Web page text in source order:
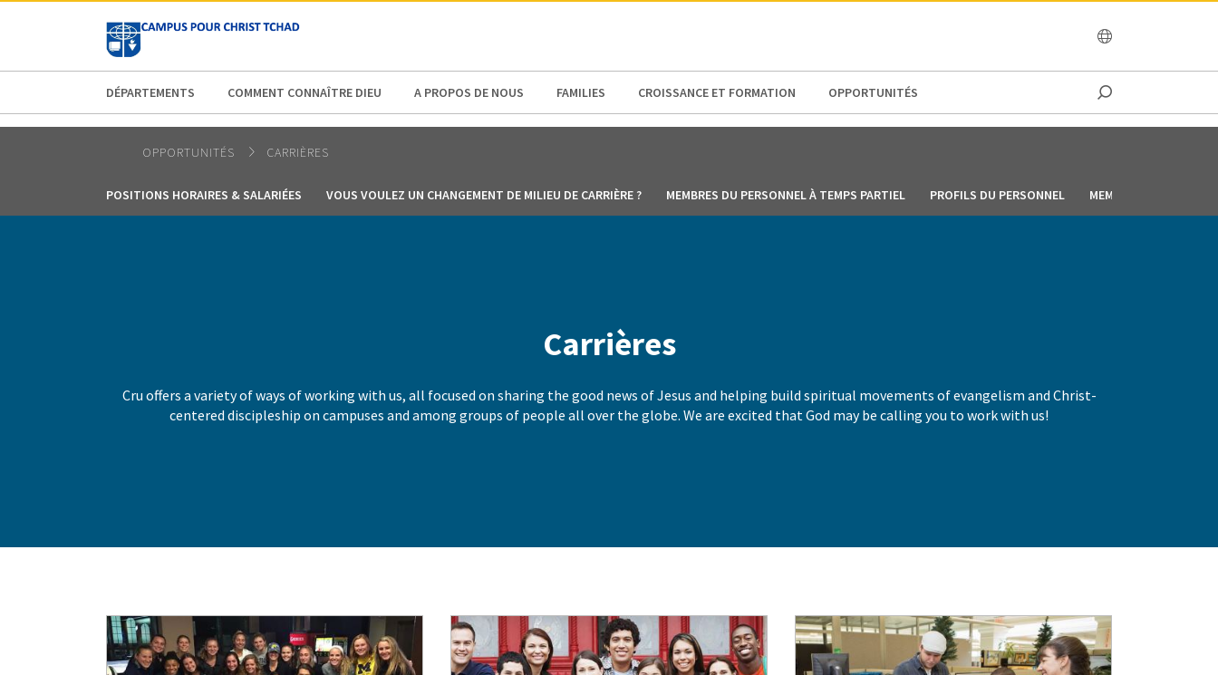
AFRICA ASIA EUROPE
DÉPARTEMENTS COMMENT CONNAÎTRE DIEU A PROPOS DE NOUS FAMILIES CROISSANCE ET FORMATION OPPORTUNITÉS
OPPORTUNITÉS CARRIÈRES
POSITIONS HORAIRES & SALARIÉES VOUS VOULEZ UN CHANGEMENT DE MILIEU DE CARRIÈRE ? MEMBRES DU PERSONNEL À TEMPS PARTIEL PROFILS DU PERSONNEL MEMBRES DU
Carrières
Cru offers a variety of ways of working with us, all focused on sharing the good news of Jesus and helping build spiritual movements of evangelism and Christ-
centered discipleship on campuses and among groups of people all over the globe. We are excited that God may be calling you to work with us!